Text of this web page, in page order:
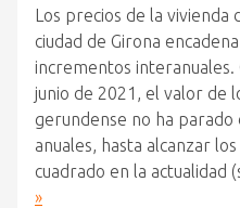
Los precios de la vivienda
ciudad de Girona
incrementos
junio de 2021, el valor de
gerundense no ha
anuales, hasta alcanzar
cuadrado en la actualidad
»